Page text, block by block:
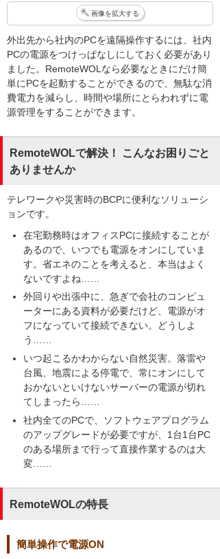
画像を拡大する
外出先から社内のPCを遠隔操作するには、社内
PCの電源をつけっぱなしにしておく必要があり
ました。RemoteWOLなら必要なときにだけ簡
単にPCを起動することができるので、無駄な消
費電力を減らし、時間や場所にとらわれずに電
源管理をすることができます。
RemoteWOLで解決！ こんなお困りごと
ありませんか
テレワークや災害時のBCPに便利なソリューシ
ョンです。
在宅勤務時はオフィスPCに接続することが
あるので、いつでも電源をオンにしていま
す。省エネのことを考えると、本当はよく
ないですよね……
外回りや出張中に、急ぎで会社のコンピュ
ーターにある資料が必要だけど、電源がオ
フになっていて接続できない。どうしよ
う……
いつ起こるかわからない自然災害。落雷や
台風、地震による停電で、常にオンにして
おかないといけないサーバーの電源が切れ
てしまったら……
社内全てのPCで、ソフトウェアプログラム
のアップグレードが必要ですが、1台1台PC
のある場所まで行って直接作業するのは大
変……
RemoteWOLの特長
簡単操作で電源ON